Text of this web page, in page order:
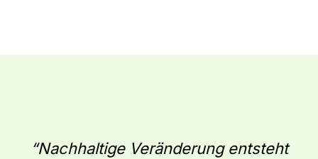
“Nachhaltige Veränderung entsteht